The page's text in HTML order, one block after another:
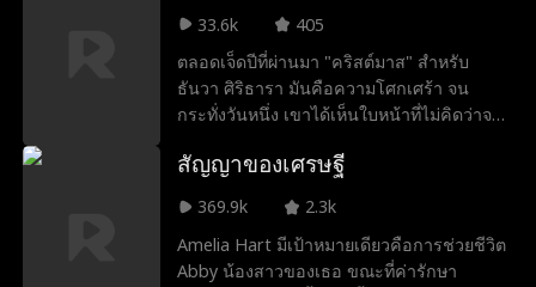
โรลด์ คาเรน และวิเวียนไม่มีที่ให้หลบซ่อนอีก
ลูกสาวของเธอ
33.6k
405
ตลอดเจ็ดปีที่ผ่านมา "คริสต์มาส" สำหรับ
ธันวา ศิริธารา มันคือความโศกเศร้า จน
กระทั่งวันหนึ่ง เขาได้เห็นใบหน้าที่ไม่คิดว่าจะ
ยังมีชีวิตอยู่ แต่เธอกลับไม่สามารถขยับตัว พูด
ต่อสู้กับความเจ็บปวดและโชคชะตา คำถาม
เดียวคือ รักแท้จะสามารถเอาชนะทุกสิ่งได้จริง
หรือไม่
สัญญาของเศรษฐี
369.9k
2.3k
Amelia Hart มีเป้าหมายเดียวคือการช่วยชีวิต
Abby น้องสาวของเธอ ขณะที่ค่ารักษา